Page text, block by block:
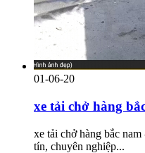
01-06-20
xe tải chở hàng
xe tải chở hàng bắc
tín, chuyên nghiệp...